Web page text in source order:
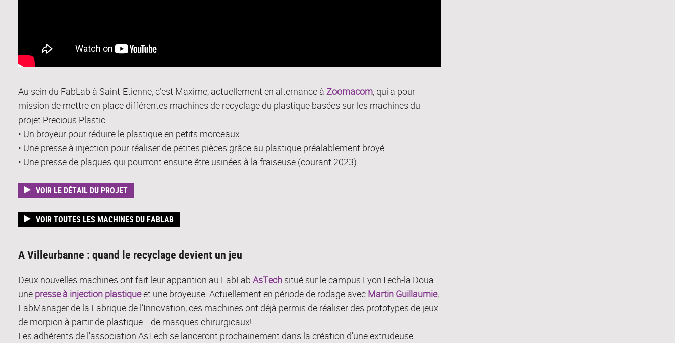
Au sein du FabLab à Saint-Etienne, c’est Maxime, actuellement en alternance à Zoomacom, qui a pour
mission de mettre en place différentes machines de recyclage du plastique basées sur les machines du
projet Precious Plastic :
• Un broyeur pour réduire le plastique en petits morceaux
• Une presse à injection pour réaliser de petites pièces grâce au plastique préalablement broyé
• Une presse de plaques qui pourront ensuite être usinées à la fraiseuse (courant 2023)
VOIR LE DÉTAIL DU PROJET
VOIR TOUTES LES MACHINES DU FABLAB
A Villeurbanne : quand le recyclage devient un jeu
Deux nouvelles machines ont fait leur apparition au FabLab AsTech situé sur le campus LyonTech-la Doua :
une presse à injection plastiqueet une broyeuse. Actuellement en période de rodage avec Martin Guillaumie,
FabManager de la Fabrique de l’Innovation, ces machines ont déjà permis de réaliser des prototypes de jeux
de morpion à partir de plastique... de masques chirurgicaux!
Les adhérents de l'association AsTech se lanceront prochainement dans la création d'une extrudeuse